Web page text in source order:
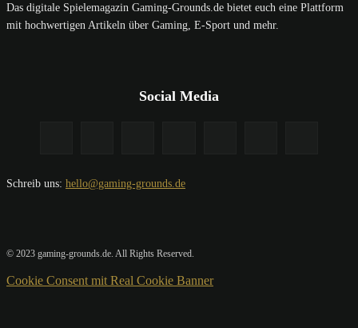
Das digitale Spielemagazin Gaming-Grounds.de bietet euch eine Plattform
mit hochwertigen Artikeln über Gaming, E-Sport und mehr.
Social Media
Schreib uns: hello@gaming-grounds.de
© 2023 gaming-grounds.de. All Rights Reserved.
Cookie Consent mit Real Cookie Banner